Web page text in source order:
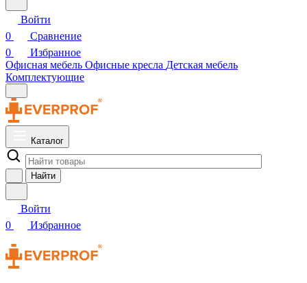
Войти
0
Сравнение
0
Избранное
Офисная мебель Офисные кресла Детская мебель
Комплектующие
Каталог
Найти
Войти
0
Избранное